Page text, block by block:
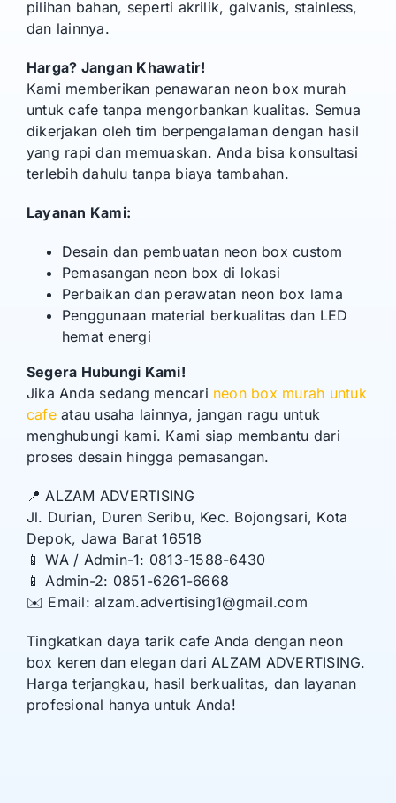
pilihan bahan, seperti akrilik, galvanis, stainless,
dan lainnya.
Harga? Jangan Khawatir!
Kami memberikan penawaran neon box murah
untuk cafe tanpa mengorbankan kualitas. Semua
dikerjakan oleh tim berpengalaman dengan hasil
yang rapi dan memuaskan. Anda bisa konsultasi
terlebih dahulu tanpa biaya tambahan.
Layanan Kami:
Desain dan pembuatan neon box custom
Pemasangan neon box di lokasi
Perbaikan dan perawatan neon box lama
Penggunaan material berkualitas dan LED
hemat energi
Segera Hubungi Kami!
Jika Anda sedang mencari neon box murah untuk
cafeatau usaha lainnya, jangan ragu untuk
menghubungi kami. Kami siap membantu dari
proses desain hingga pemasangan.
📍 ALZAM ADVERTISING
Jl. Durian, Duren Seribu, Kec. Bojongsari, Kota
Depok, Jawa Barat 16518
📱 WA / Admin-1: 0813-1588-6430
📱 Admin-2: 0851-6261-6668
✉️ Email: alzam.advertising1@gmail.com
Tingkatkan daya tarik cafe Anda dengan neon
box keren dan elegan dari ALZAM ADVERTISING.
Harga terjangkau, hasil berkualitas, dan layanan
profesional hanya untuk Anda!